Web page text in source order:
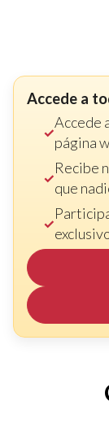
Accede a
Accede
página
Recibe
que